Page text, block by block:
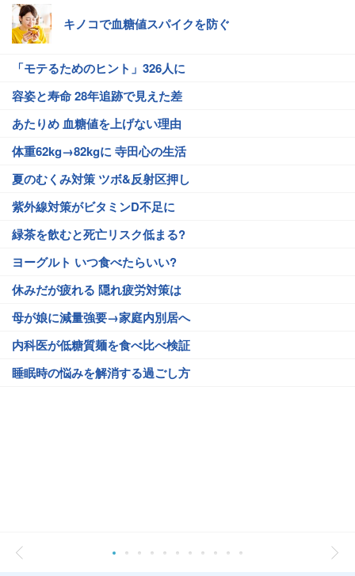
キノコで血糖値スパイクを防ぐ
「モテるためのヒント」326人に
容姿と寿命 28年追跡で見えた差
あたりめ 血糖値を上げない理由
体重62kg→82kgに 寺田心の生活
夏のむくみ対策 ツボ&反射区押し
紫外線対策がビタミンD不足に
緑茶を飲むと死亡リスク低まる?
ヨーグルト いつ食べたらいい?
休みだが疲れる 隠れ疲労対策は
母が娘に減量強要→家庭内別居へ
内科医が低糖質麺を食べ比べ検証
睡眠時の悩みを解消する過ごし方